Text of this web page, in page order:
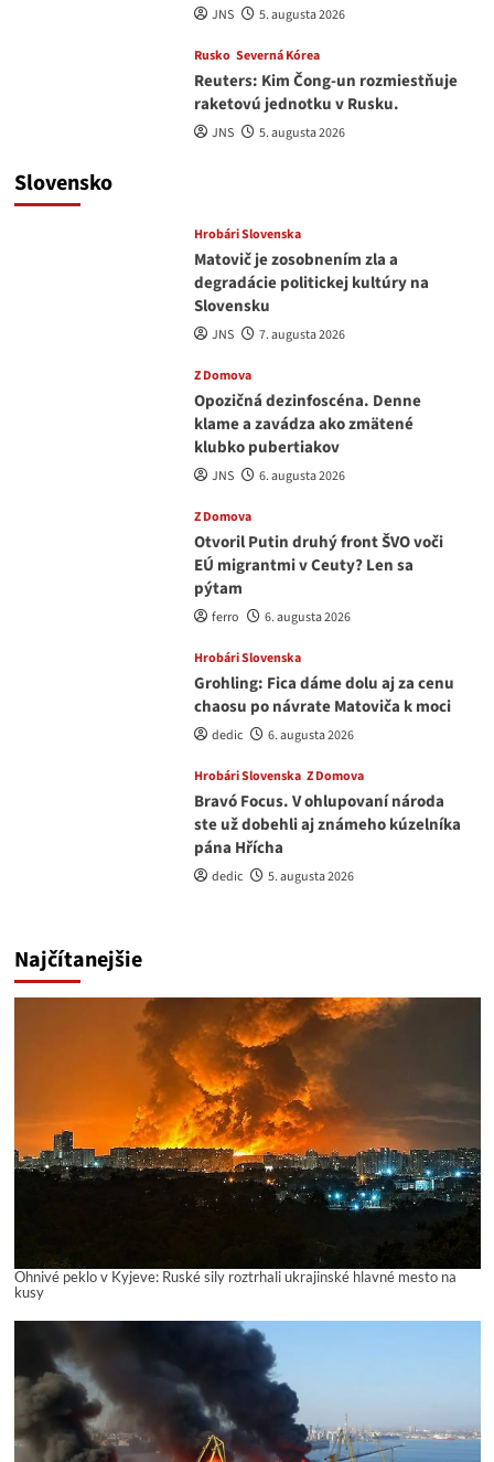
JNS 5. augusta 2026
Rusko Severná Kórea
Reuters: Kim Čong-un rozmiestňuje
raketovú jednotku v Rusku.
JNS 5. augusta 2026
Slovensko
Hrobári Slovenska
Matovič je zosobnením zla a
degradácie politickej kultúry na
Slovensku
JNS 7. augusta 2026
Z Domova
Opozičná dezinfoscéna. Denne
klame a zavádza ako zmätené
klubko pubertiakov
JNS 6. augusta 2026
Z Domova
Otvoril Putin druhý front ŠVO voči
EÚ migrantmi v Ceuty? Len sa
pýtam
ferro 6. augusta 2026
Hrobári Slovenska
Grohling: Fica dáme dolu aj za cenu
chaosu po návrate Matoviča k moci
dedic 6. augusta 2026
Hrobári Slovenska Z Domova
Bravó Focus. V ohlupovaní národa
ste už dobehli aj známeho kúzelníka
pána Hřícha
dedic 5. augusta 2026
Najčítanejšie
Ohnivé peklo v Kyjeve: Ruské sily roztrhali ukrajinské hlavné mesto na
kusy